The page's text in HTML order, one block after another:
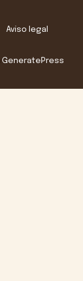
Aviso legal
GeneratePress